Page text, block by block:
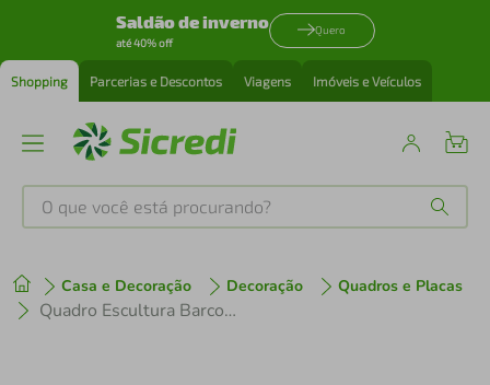
Saldão de inverno
até 40% off
Quero
Shopping Parcerias e Descontos Viagens Imóveis e Veículos
O que você está procurando?
Casa e Decoração Decoração Quadros e Placas
Quadro Escultura Barco Viking 100x73 Branco
1º tenis